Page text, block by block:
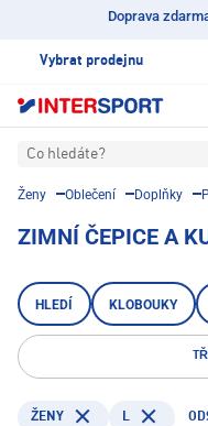
Doprava
Vybrat prodejnu
Co hledáte?
Ženy Oblečení Doplňky
ZIMNÍ ČEPICE A
HLEDÍ KLOBOUKY
ŽENY L